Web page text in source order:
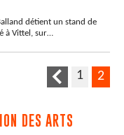
détient un stand de
à Vittel, sur…
1 2
DES ARTS